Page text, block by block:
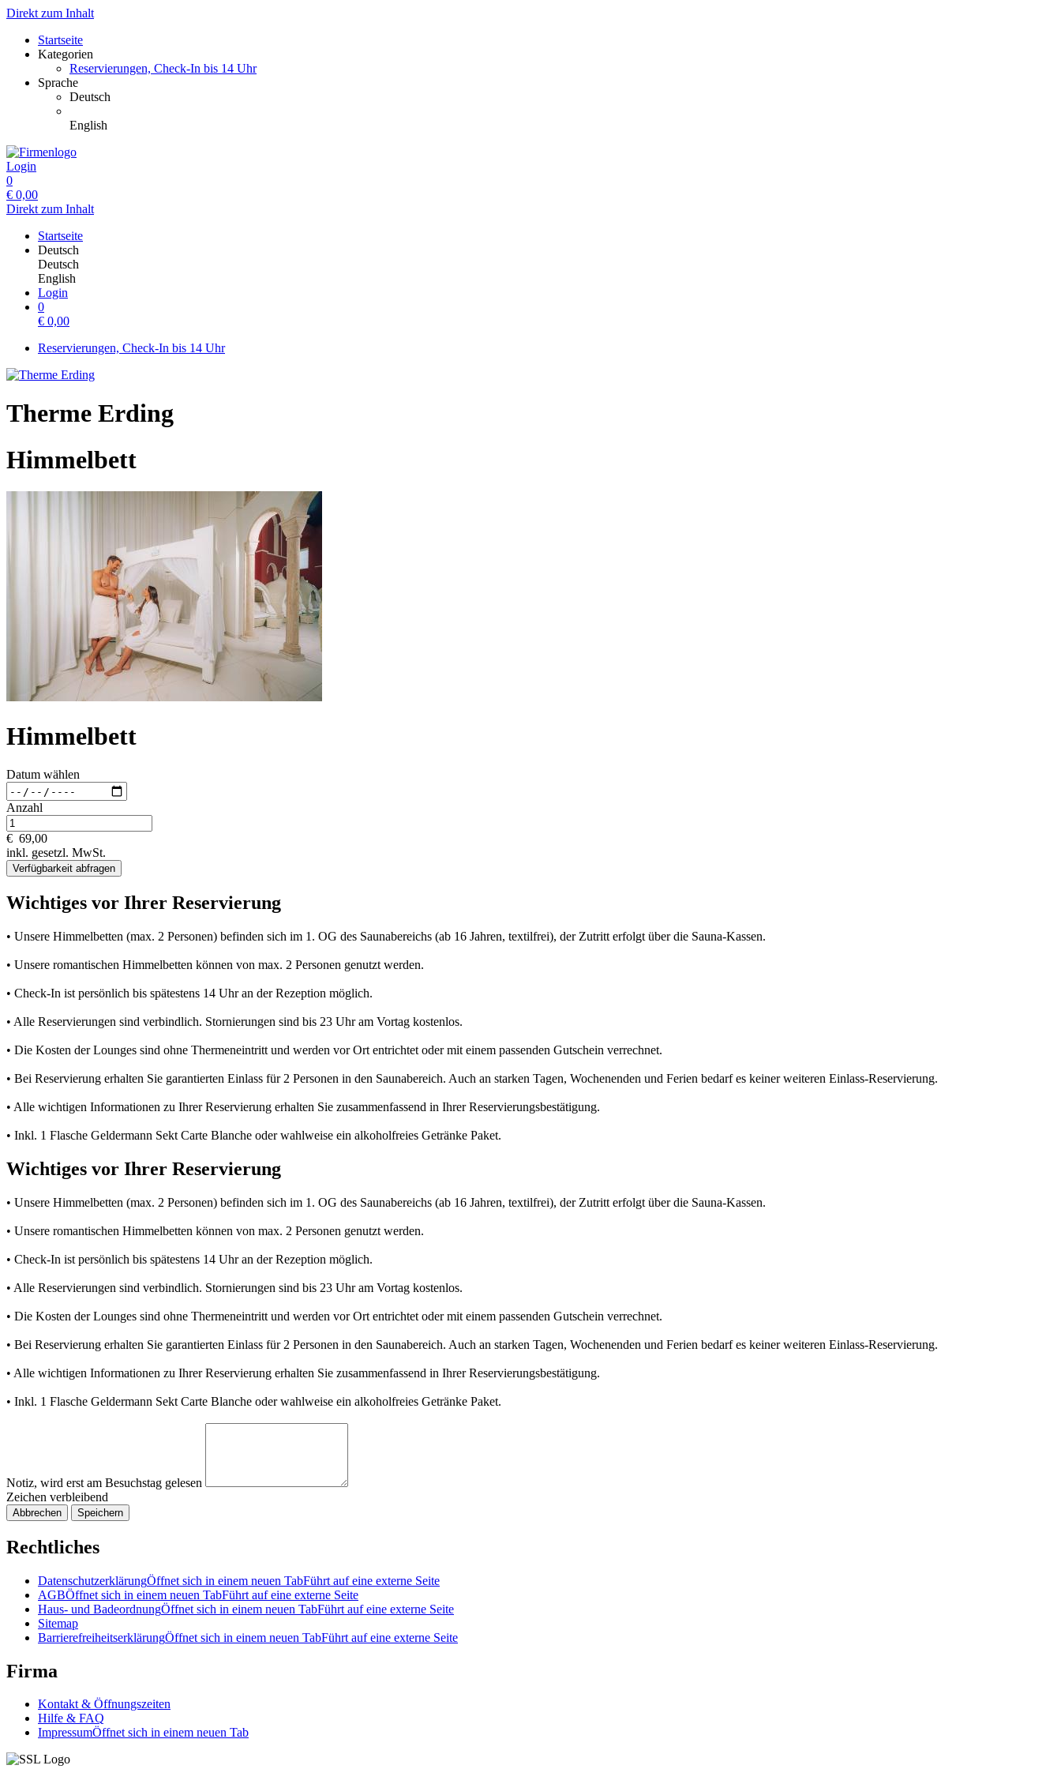
Direkt zum Inhalt
Startseite
Kategorien
Reservierungen, Check-In bis 14 Uhr
Sprache
Deutsch
English
Login
0
€ 0,00
Direkt zum Inhalt
Startseite
Deutsch
Deutsch
English
Login
0
€ 0,00
Reservierungen, Check-In bis 14 Uhr
Therme Erding
Himmelbett
Himmelbett
Datum wählen
Anzahl
€ 69,00
inkl. gesetzl. MwSt.
Verfügbarkeit abfragen
Wichtiges vor Ihrer Reservierung
• Unsere Himmelbetten (max. 2 Personen) befinden sich im 1. OG des Saunabereichs (ab 16 Jahren, textilfrei), der Zutritt erfolgt über die Sauna-Kassen.
• Unsere romantischen Himmelbetten können von max. 2 Personen genutzt werden.
• Check-In ist persönlich bis spätestens 14 Uhr an der Rezeption möglich.
• Alle Reservierungen sind verbindlich. Stornierungen sind bis 23 Uhr am Vortag kostenlos.
• Die Kosten der Lounges sind ohne Thermeneintritt und werden vor Ort entrichtet oder mit einem passenden Gutschein verrechnet.
• Bei Reservierung erhalten Sie garantierten Einlass für 2 Personen in den Saunabereich. Auch an starken Tagen, Wochenenden und Ferien bedarf es keiner weiteren Einlass-Reservierung.
• Alle wichtigen Informationen zu Ihrer Reservierung erhalten Sie zusammenfassend in Ihrer Reservierungsbestätigung.
• Inkl. 1 Flasche Geldermann Sekt Carte Blanche oder wahlweise ein alkoholfreies Getränke Paket.
Wichtiges vor Ihrer Reservierung
• Unsere Himmelbetten (max. 2 Personen) befinden sich im 1. OG des Saunabereichs (ab 16 Jahren, textilfrei), der Zutritt erfolgt über die Sauna-Kassen.
• Unsere romantischen Himmelbetten können von max. 2 Personen genutzt werden.
• Check-In ist persönlich bis spätestens 14 Uhr an der Rezeption möglich.
• Alle Reservierungen sind verbindlich. Stornierungen sind bis 23 Uhr am Vortag kostenlos.
• Die Kosten der Lounges sind ohne Thermeneintritt und werden vor Ort entrichtet oder mit einem passenden Gutschein verrechnet.
• Bei Reservierung erhalten Sie garantierten Einlass für 2 Personen in den Saunabereich. Auch an starken Tagen, Wochenenden und Ferien bedarf es keiner weiteren Einlass-Reservierung.
• Alle wichtigen Informationen zu Ihrer Reservierung erhalten Sie zusammenfassend in Ihrer Reservierungsbestätigung.
• Inkl. 1 Flasche Geldermann Sekt Carte Blanche oder wahlweise ein alkoholfreies Getränke Paket.
Notiz, wird erst am Besuchstag gelesen
Zeichen verbleibend
Abbrechen Speichern
Rechtliches
DatenschutzerklärungÖffnet sich in einem neuen TabFührt auf eine externe Seite
AGBÖffnet sich in einem neuen TabFührt auf eine externe Seite
Haus- und BadeordnungÖffnet sich in einem neuen TabFührt auf eine externe Seite
Sitemap
BarrierefreiheitserklärungÖffnet sich in einem neuen TabFührt auf eine externe Seite
Firma
Kontakt & Öffnungszeiten
Hilfe & FAQ
ImpressumÖffnet sich in einem neuen Tab